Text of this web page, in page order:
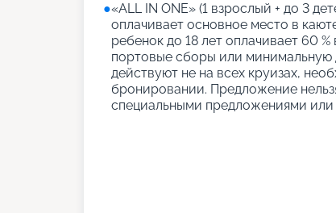
●«АLL IN ONE» (1 взрослый + до 3
оплачивает основное место в
ребенок до 18 лет оплачивает 60
портовые сборы или минимальную
действуют не на всех круизах,
бронировании. Предложение
специальными предложениями